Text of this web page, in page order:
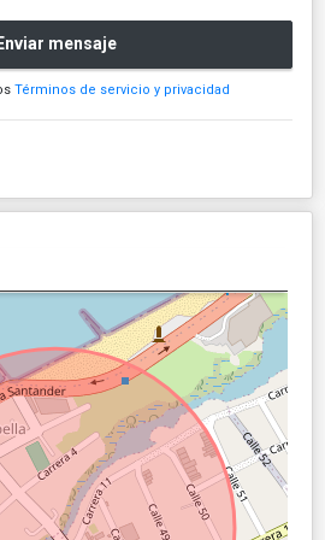
Enviar mensaje
Términos de servicio y privacidad